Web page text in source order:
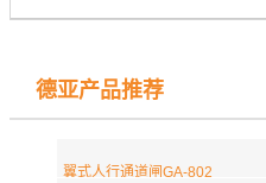
德亚产品推荐
翼式人行通道闸GA-802